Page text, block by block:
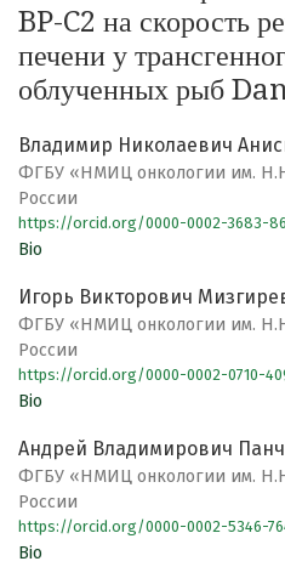
BP-C2 на скорость
печени у
облученных рыб
Владимир Николаевич
ФГБУ «НМИЦ онкологии им.
России
https://orcid.org/0000-0002-3683-
Bio
Игорь Викторович
ФГБУ «НМИЦ онкологии им.
России
https://orcid.org/0000-0002-0710-
Bio
Андрей Владимирович
ФГБУ «НМИЦ онкологии им.
России
https://orcid.org/0000-0002-5346-
Bio